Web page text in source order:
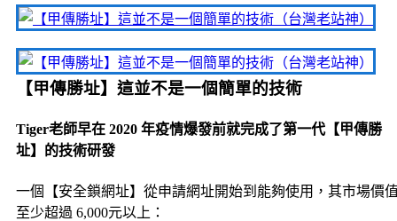
【甲傳勝址】這並不是一個簡單的技術
Tiger老師早在 2020 年疫情爆發前就完成了第一代【甲傳勝
址】的技術研發
一個【安全鎖網址】從申請網址開始到能夠使用，其市場價
至少超過 6,000元以上：